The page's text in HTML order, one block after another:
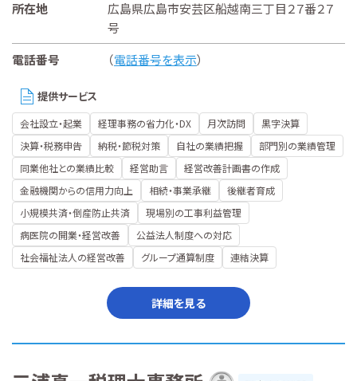
所在地
広島県広島市安芸区船越南三丁目２７番２７
号
電話番号
（電話番号を表示）
提供サービス
会社設立・起業 経理事務の省力化・DX 月次訪問
黒字決算
決算・税務申告
納税・節税対策 自社の業績把握
部門別の業績管理
同業他社との業績比較
経営助言
経営改善計画書の作成
金融機関からの信用力向上
相続・事業承継
後継者育成
小規模共済・倒産防止共済
現場別の工事利益管理
病医院の開業・経営改善
公益法人制度への対応
社会福祉法人の経営改善
グループ通算制度 連結決算
詳細を見る